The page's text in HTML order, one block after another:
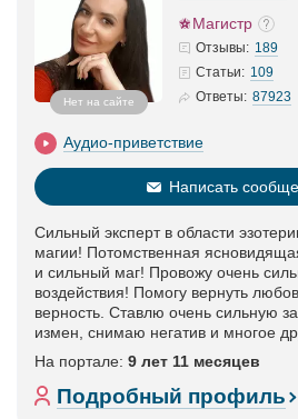
Нет на сайте
Магистр
Отзывы: 189
Статьи: 109
Ответы: 87923
Аудио-приветствие
Написать
Сильный эксперт в области
магии! Потомственная
и сильный маг! Провожу очень
воздействия! Помогу вернуть
верность. Ставлю очень сильную
измен, снимаю негатив и многое
На портале: 9 лет 11 месяцев
Подробный профиль